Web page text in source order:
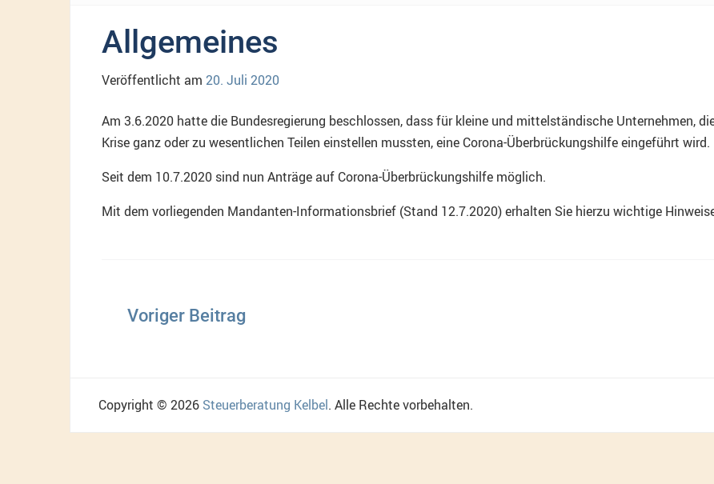
Allgemeines
Veröffentlicht am 20. Juli 2020
Am 3.6.2020 hatte die Bundesregierung beschlossen, dass für kleine und mittelständische Unternehmen,
Krise ganz oder zu wesentlichen Teilen einstellen mussten, eine Corona-Überbrückungshilfe eingeführt wird.
Seit dem 10.7.2020 sind nun Anträge auf Corona-Überbrückungshilfe möglich.
Mit dem vorliegenden Mandanten-Informationsbrief (Stand 12.7.2020) erhalten Sie hierzu wichtige
Copyright © 2026 Steuerberatung Kelbel. Alle Rechte vorbehalten.